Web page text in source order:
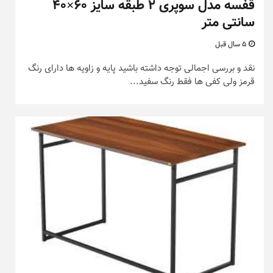
قفسه مدل سوپری ۲ طبقه سایز ۶۰×۴۰
سانتی متر
نقد و بررسی اجمالی توجه داشته باشید پایه و زاویه ها دارای رنگ
قرمز ولی کفی ها فقط رنگ سفید...